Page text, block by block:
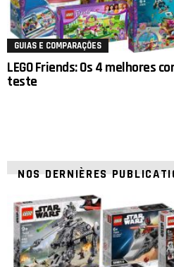
GUIAS E COMPARAÇÕES
LEGO Friends: Os 4 melhores
teste
NOS DERNIÈRES